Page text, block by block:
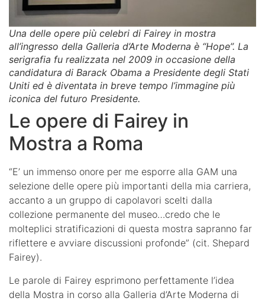
Una delle opere più celebri di Fairey in mostra
all’ingresso della Galleria d’Arte Moderna è “Hope”. La
serigrafia fu realizzata nel 2009 in occasione della
candidatura di Barack Obama a Presidente degli Stati
Uniti ed è diventata in breve tempo l’immagine più
iconica del futuro Presidente.
Le opere di Fairey in
Mostra a Roma
“E’ un immenso onore per me esporre alla GAM una
selezione delle opere più importanti della mia carriera,
accanto a un gruppo di capolavori scelti dalla
collezione permanente del museo…credo che le
molteplici stratificazioni di questa mostra sapranno far
riflettere e avviare discussioni profonde” (cit. Shepard
Fairey).
Le parole di Fairey esprimono perfettamente l’idea
della Mostra in corso alla Galleria d’Arte Moderna di